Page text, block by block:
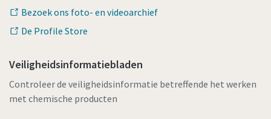
Bezoek ons foto- en videoarchief
De Profile Store
Veiligheidsinformatiebladen
Controleer de veiligheidsinformatie betreffende het werken
met chemische producten